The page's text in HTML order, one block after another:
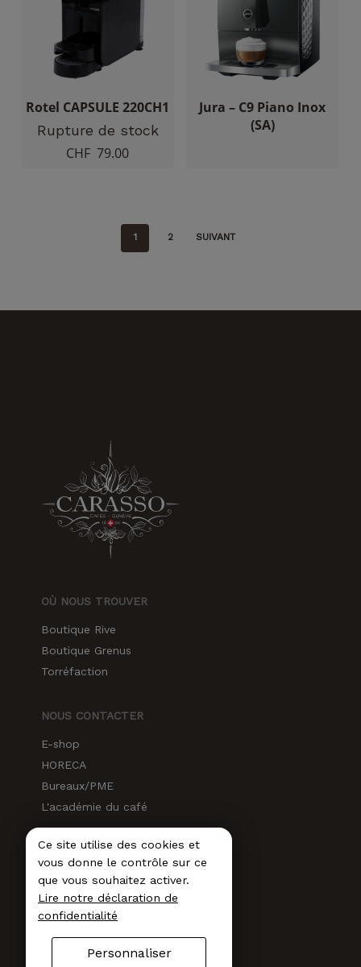
Rotel CAPSULE 220CH1
Rupture de stock
CHF 79.00
Jura – C9 Piano Inox
(SA)
1 2 SUIVANT
OÙ NOUS TROUVER
Boutique Rive
Boutique Grenus
Torréfaction
NOUS CONTACTER
E-shop
HORECA
Bureaux/PME
L'académie du café
RÉSEAUX SOCIAUX
Instagram
Facebook
LinkedIn
Newsletter
Ce site utilise des cookies et
vous donne le contrôle sur ce
que vous souhaitez activer.
Lire notre déclaration de
confidentialité
Personnaliser